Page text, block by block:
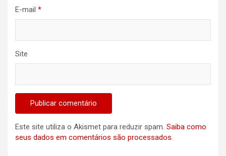
E-mail *
Site
Este site utiliza o Akismet para reduzir spam. Saiba como
seus dados em comentários são processados.